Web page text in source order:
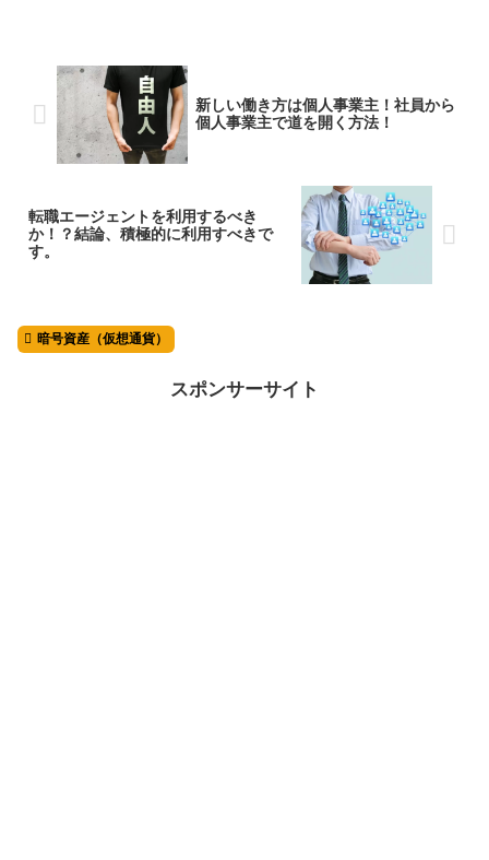
新しい働き方は個人事業主！社員から
個人事業主で道を開く方法！
転職エージェントを利用するべき
か！？結論、積極的に利用すべきで
す。
暗号資産（仮想通貨）
スポンサーサイト